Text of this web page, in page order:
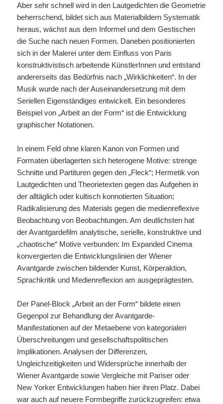
Aber sehr schnell wird in den Lautgedichten die Geometrie
beherrschend, bildet sich aus Materialbildern Systematik
heraus, wächst aus dem Informel und dem Gestischen
die Suche nach neuen Formen. Daneben positionierten
sich in der Malerei unter dem Einfluss von Paris
konstruktivistisch arbeitende KünstlerInnen und entstand
andererseits das Bedürfnis nach „Wirklichkeiten“. In der
Musik wurde nach der Auseinandersetzung mit dem
Seriellen Eigenständiges entwickelt. Ein besonderes
Beispiel von „Arbeit an der Form“ ist die Entwicklung
graphischer Notationen.
In einem Feld ohne klaren Kanon von Formen und
Formaten überlagerten sich heterogene Motive: strenge
Schnitte und Partituren gegen den „Fleck“; Hermetik von
Lautgedichten und Theorietexten gegen das Aufgehen in
der alltäglich oder kultisch konnotierten Situation;
Radikalisierung des Materials gegen die medienreflexive
Beobachtung von Beobachtungen. Am deutlichsten hat
der Avantgardefilm analytische, serielle, konstruktive und
„chaotische“ Motive verbunden: Im Expanded Cinema
konvergierten die Entwicklungslinien der Wiener
Avantgarde zwischen bildender Kunst, Körperaktion,
Sprachkritik und Medienreflexion am ausgeprägtesten.
Der Panel-Block „Arbeit an der Form“ bildete einen
Gegenpol zur Behandlung der Avantgarde-
Manifestationen auf der Metaebene von kategorialen
Überschreitungen und gesellschaftspolitischen
Implikationen. Analysen der Differenzen,
Ungleichzeitigkeiten und Widersprüche innerhalb der
Wiener Avantgarde sowie Vergleiche mit Pariser oder
New Yorker Entwicklungen haben hier ihren Platz. Dabei
war auch auf neuere Formbegriffe zurückzugreifen: etwa